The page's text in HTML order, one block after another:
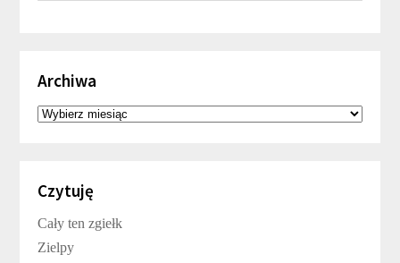
Archiwa
Archiwa
Czytuję
Cały ten zgiełk
Zielpy